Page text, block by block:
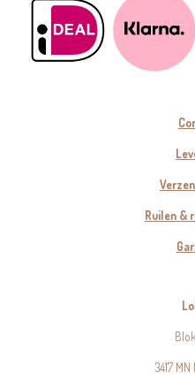
Ruilen &
3417